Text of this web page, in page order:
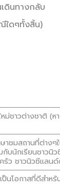
ดินทางกลับ
ใดๆทั้งสิ้น)
ม่ชาวต่างชาติ (ห
ชมสถานที่ต่างๆ
บนักเรียนชาวนิ
รัว ชาวนิวซีแลน
โอกาสที่ดีสำหรั